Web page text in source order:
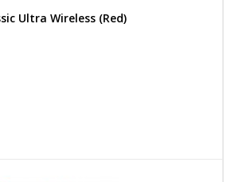
Ultra Wireless (Red)